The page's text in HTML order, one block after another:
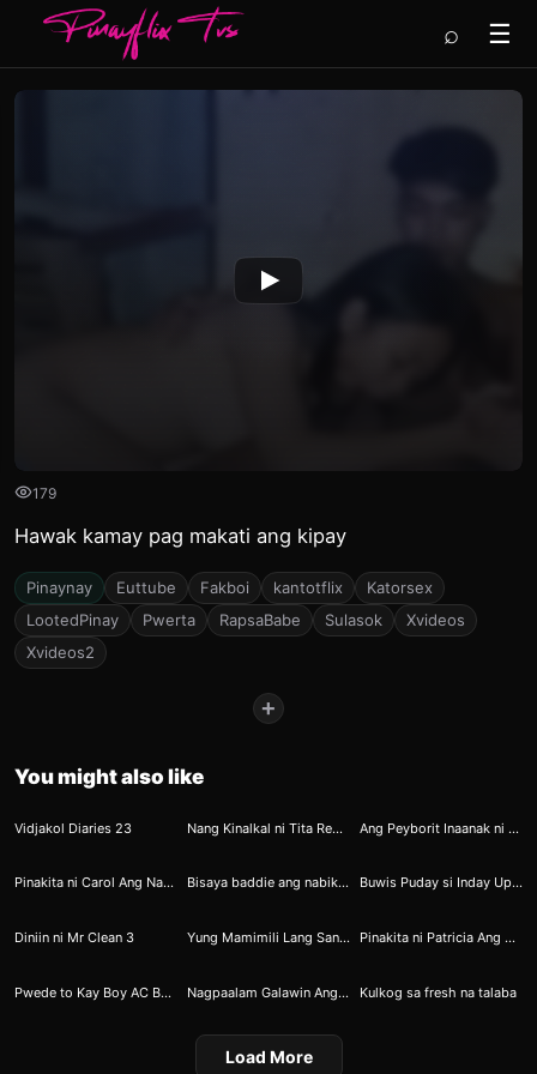
☰
⌕
179
Hawak kamay pag makati ang kipay
Pinaynay Euttube Fakboi kantotflix
Katorsex
LootedPinay
Pwerta RapsaBabe Sulasok
Xvideos
Xvideos2
+
You might also like
3
Vidjakol Diaries 23 Nang Kinalkal ni Tita Rebecca ang Bibingka Ang Peyborit Inaanak ni Ninong 9
30
Pinakita ni Carol Ang Nakatayong Burol
71
Bisaya baddie ang nabiktima ni Gori
81
Buwis Puday si Inday Upang Makaangat sa Buhay
85
Diniin ni Mr Clean 3
127
Yung Mamimili Lang Sana Pero Napasubo Pa ng Di Oras
196
Pinakita ni Patricia Ang Ebidensiya
223
Pwede to Kay Boy AC Bumubulwak Eh
283
Nagpaalam Galawin Ang Maselang Tanawin
289
Kulkog sa fresh na talaba
Load More